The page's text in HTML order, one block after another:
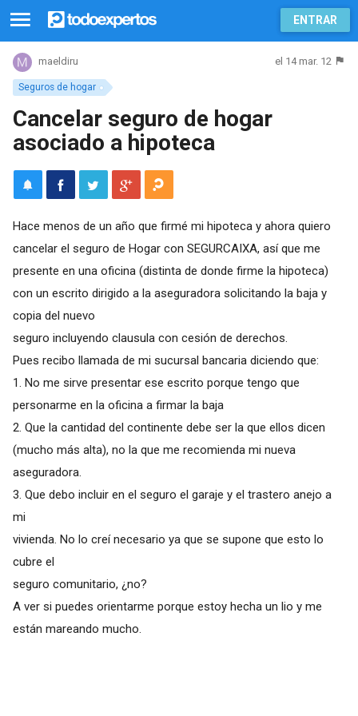
ENTRAR
Seguros de hogar
maeldiru el 14 mar. 12
Cancelar seguro de hogar
asociado a hipoteca
Hace menos de un año que firmé mi hipoteca y ahora quiero
cancelar el seguro de Hogar con SEGURCAIXA, así que me
presente en una oficina (distinta de donde firme la hipoteca)
con un escrito dirigido a la aseguradora solicitando la baja y
copia del nuevo
seguro incluyendo clausula con cesión de derechos.
Pues recibo llamada de mi sucursal bancaria diciendo que:
1. No me sirve presentar ese escrito porque tengo que
personarme en la oficina a firmar la baja
2. Que la cantidad del continente debe ser la que ellos dicen
(mucho más alta), no la que me recomienda mi nueva
aseguradora.
3. Que debo incluir en el seguro el garaje y el trastero anejo a
mi
vivienda. No lo creí necesario ya que se supone que esto lo
cubre el
seguro comunitario, ¿no?
A ver si puedes orientarme porque estoy hecha un lio y me
están mareando mucho.